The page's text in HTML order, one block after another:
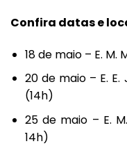
Confira datas e
18 de maio – E. M.
20 de maio – E.
(14h)
25 de maio – E.
14h)